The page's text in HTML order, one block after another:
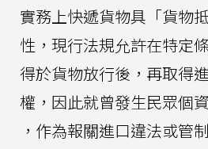
實務上快遞貨物具「貨物
性，現行法規允許在特定
得於貨物放行後，再取得
權，因此就曾發生民眾個
，作為報關進口違法或管